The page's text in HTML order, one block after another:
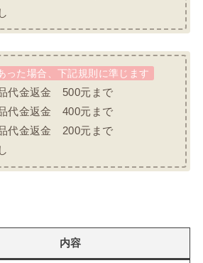
った場合、下記規則に準じます
代金返金 500元まで
代金返金 400元まで
金返金 200元まで
内容